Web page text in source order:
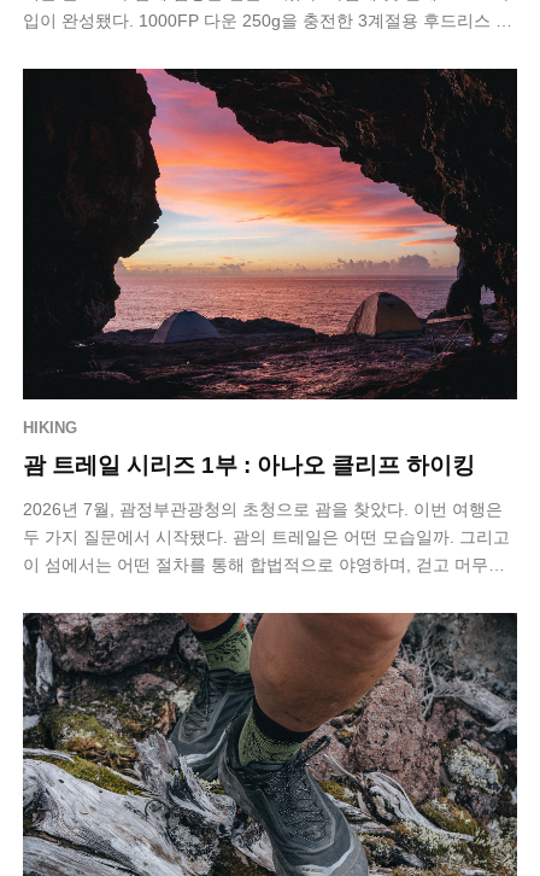
입이 완성됐다. 1000FP 다운 250g을 충전한 3계절용 후드리스 침
HIKING
괌 트레일 시리즈 1부 : 아나오 클리프 하이킹
2026년 7월, 괌정부관광청의 초청으로 괌을 찾았다. 이번 여행은
두 가지 질문에서 시작됐다. 괌의 트레일은 어떤 모습일까. 그리고
이 섬에서는 어떤 절차를 통해 합법적으로 야영하며, 걷고 머무는